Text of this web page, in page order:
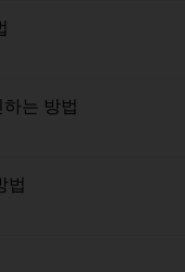
는 방법
법